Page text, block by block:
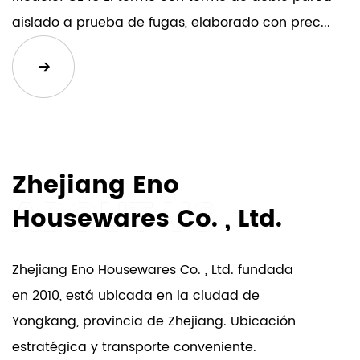
simplemente porque sí, estos vasos seguramente
serán apreciados por cualquiera que disfrute de su
dosis diaria de cafeína. Además, con opciones de
color personalizables, puedes adaptar el vaso al
La satisfacción del cliente es nuestra máxima
de nuestros productos, incluidos nuestros vasos de
café reutilizables con asas sin BPA. Si por algún
motivo no está completamente satisfecho con su
compra, simplemente comuníquese con nuestro
aislado a prueba de fugas, elaborado con prec...
Zhejiang Eno
Housewares Co. , Ltd.
Zhejiang Eno Housewares Co. , Ltd. fundada
en 2010, está ubicada en la ciudad de
Yongkang, provincia de Zhejiang. Ubicación
estratégica y transporte conveniente.